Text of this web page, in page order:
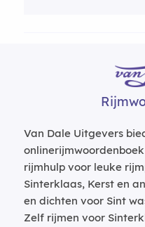
Van Dale Uitgevers
rijmhulp voor leuke
Sinterklaas, Kerst en
en dichten voor Sint
Zelf rijmen voor